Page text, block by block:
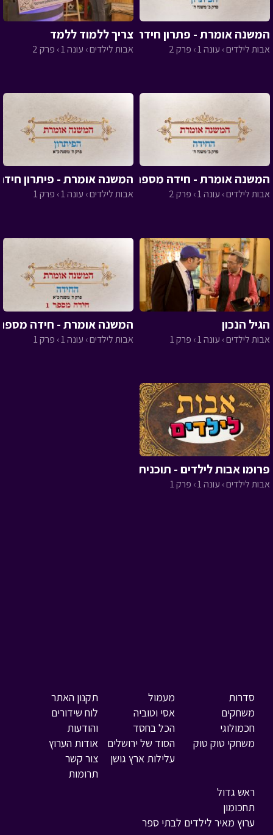
המשנה אומרת - פתרון חידה 2
אבות לילדים › עונה 1 › פרק 2
צריך ללמוד ללמד
אבות לילדים › עונה 1 › פרק 2
המשנה אומרת - חידה מספר 2
אבות לילדים › עונה 1 › פרק 2
המשנה אומרת - פיתרון חידה
אבות לילדים › עונה 1 › פרק 1
הגיל הנכון
אבות לילדים › עונה 1 › פרק 1
המשנה אומרת - חידה מספר
אבות לילדים › עונה 1 › פרק 1
פרומו אבות לילדים - תוכנית חדשה
אבות לילדים › עונה 1 › פרק 1
סדרות
משחקים
חכמולוגי
משחקי טוק טוק
מעמול
אסי וטוביה
הכל בחסד
הסוד של ירושלים
עלילות ארץ גושן
ראש גדול
תחכומון
ערוץ מאיר לילדים לבתי ספר
תקנון האתר
לוח שידורים
והודעות
אודות הערוץ
צור קשר
תרומות